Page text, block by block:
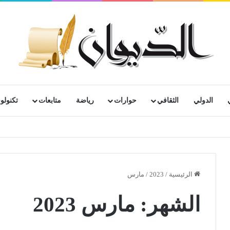
الدولي الثقافي حوارات رياضة متابعات
الرئيسية /
2023
/ مارس
الشهر: مارس 2023